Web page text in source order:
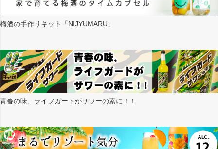
梅酒の手作りキット「NIJYUMARU」
青春の味、ライフガードがサワーの素に！！